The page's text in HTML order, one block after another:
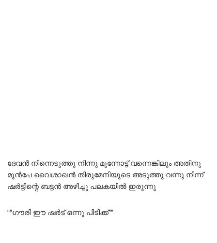
ദേവൻ നിന്നെടുത്തു നിന്നു മുന്നോട്ട് വന്നെങ്കിലും അതിനു
മുൻപേ വൈശാഖൻ തിരുമേനിയുടെ അടുത്തു വന്നു നിന്ന്‌
ഷർട്ടിന്റെ ബട്ടൻ അഴിച്ചു പലകയിൽ ഇരുന്നു
“”ഗൗരി ഈ ഷർട് ഒന്നു പിടിക്ക്””